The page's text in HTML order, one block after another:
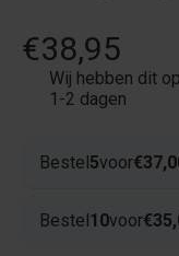
€38,95
Wij hebben dit
1-2 dagen
Bestel5voor
Bestel10voor